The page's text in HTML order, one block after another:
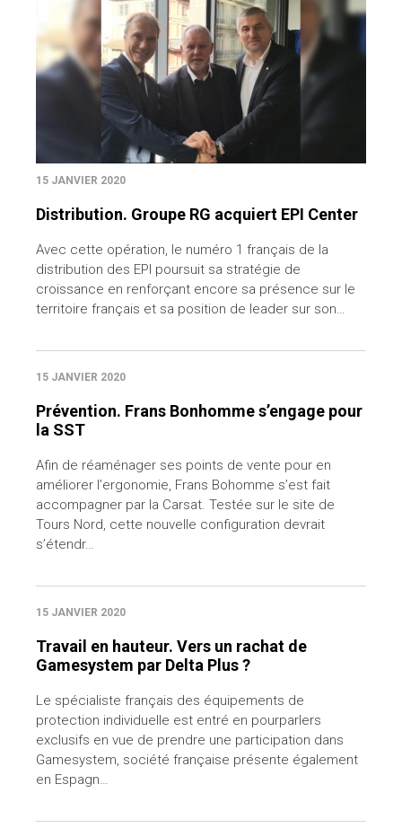
15 JANVIER 2020
Distribution. Groupe RG acquiert EPI Center
Avec cette opération, le numéro 1 français de la
distribution des EPI poursuit sa stratégie de
croissance en renforçant encore sa présence sur le
territoire français et sa position de leader sur son…
15 JANVIER 2020
Prévention. Frans Bonhomme s’engage pour
la SST
Afin de réaménager ses points de vente pour en
améliorer l’ergonomie, Frans Bohomme s’est fait
accompagner par la Carsat. Testée sur le site de
Tours Nord, cette nouvelle configuration devrait
s’étendr…
15 JANVIER 2020
Travail en hauteur. Vers un rachat de
Gamesystem par Delta Plus ?
Le spécialiste français des équipements de
protection individuelle est entré en pourparlers
exclusifs en vue de prendre une participation dans
Gamesystem, société française présente également
en Espagn…